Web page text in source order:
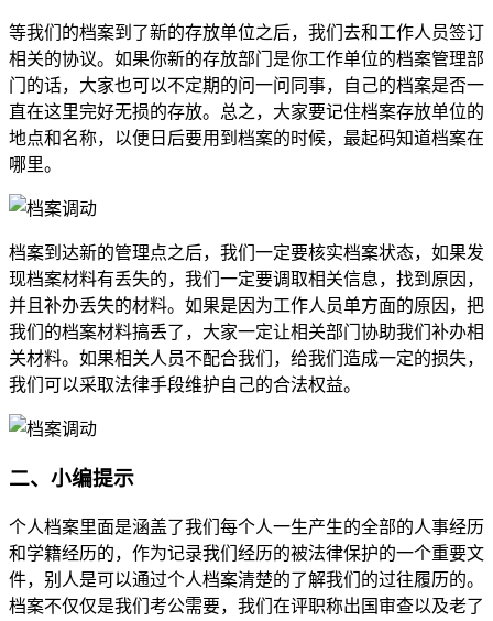
等我们的档案到了新的存放单位之后，我们去和工作人员签订
相关的协议。如果你新的存放部门是你工作单位的档案管理部
门的话，大家也可以不定期的问一问同事，自己的档案是否一
直在这里完好无损的存放。总之，大家要记住档案存放单位的
地点和名称，以便日后要用到档案的时候，最起码知道档案在
哪里。
档案到达新的管理点之后，我们一定要核实档案状态，如果发
现档案材料有丢失的，我们一定要调取相关信息，找到原因，
并且补办丢失的材料。如果是因为工作人员单方面的原因，把
我们的档案材料搞丢了，大家一定让相关部门协助我们补办相
关材料。如果相关人员不配合我们，给我们造成一定的损失，
我们可以采取法律手段维护自己的合法权益。
二、小编提示
个人档案里面是涵盖了我们每个人一生产生的全部的人事经历
和学籍经历的，作为记录我们经历的被法律保护的一个重要文
件，别人是可以通过个人档案清楚的了解我们的过往履历的。
档案不仅仅是我们考公需要，我们在评职称出国审查以及老了